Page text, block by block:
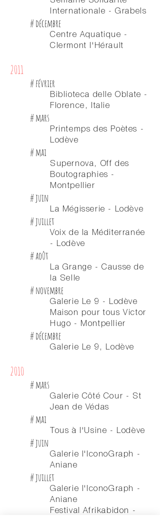
Internationale - Grabels
# décembre
Centre Aquatique -
Clermont l'Hérault
2011
# février
Biblioteca delle Oblate -
Florence, Italie
# mars
Printemps des Poètes -
Lodève
# mai
Supernova, Off des
Boutographies -
Montpellier
# juin
La Mégisserie - Lodève
# juillet
Voix de la Méditerranée
- Lodève
# août
La Grange - Causse de
la Selle
# novembre
Galerie Le 9 - Lodève
Maison pour tous Victor
Hugo - Montpellier
# décembre
Galerie Le 9, Lodève
2010
# mars
Galerie Côté Cour - St
Jean de Védas
# mai
Tous à l'Usine - Lodève
# juin
Galerie l'IconoGraph -
Aniane
# juillet
Galerie l'IconoGraph -
Aniane
Festival Afrikabidon -